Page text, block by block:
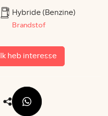
Hybride (Benzine)
Brandstof
Ik heb interesse